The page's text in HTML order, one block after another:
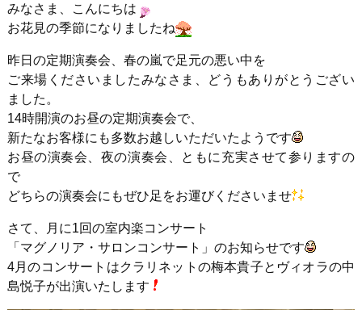
みなさま、こんにちは
お花見の季節になりましたね
昨日の定期演奏会、春の嵐で足元の悪い中を
ご来場くださいましたみなさま、どうもありがとうござい
ました。
14時開演のお昼の定期演奏会で、
新たなお客様にも多数お越しいただいたようです
お昼の演奏会、夜の演奏会、ともに充実させて参りますの
で
どちらの演奏会にもぜひ足をお運びくださいませ
さて、月に1回の室内楽コンサート
「マグノリア・サロンコンサート」のお知らせです
4月のコンサートはクラリネットの梅本貴子とヴィオラの中
島悦子が出演いたします